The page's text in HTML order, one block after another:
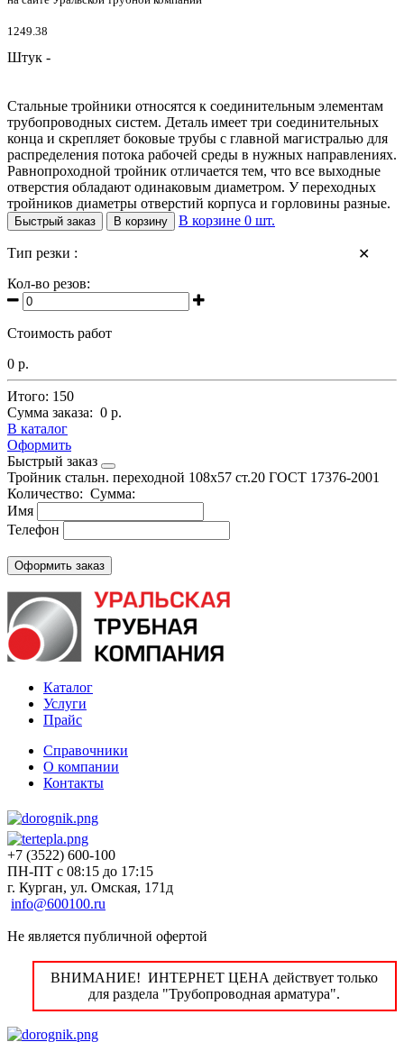
1249.38
Штук -
Стальные тройники относятся к соединительным элементам
трубопроводных систем. Деталь имеет три соединительных
конца и скрепляет боковые трубы с главной магистралью для
распределения потока рабочей среды в нужных направлениях.
Равнопроходной тройник отличается тем, что все выходные
отверстия обладают одинаковым диаметром. У переходных
тройников диаметры отверстий корпуса и горловины разные.
Быстрый заказ В корзину В корзине 0 шт.
✕
Тип резки :
Кол-во резов:
Стоимость работ
0 р.
Итого: 150
Сумма заказа: 0 р.
В каталог
Оформить
Быстрый заказ
Тройник стальн. переходной 108х57 ст.20 ГОСТ 17376-2001
Количество: Сумма:
Имя
Телефон
Каталог
Услуги
Прайс
Справочники
О компании
Контакты
+7 (3522) 600-100
ПН-ПТ с 08:15 до 17:15
г. Курган, ул. Омская, 171д
info@600100.ru
Не является публичной офертой
ВНИМАНИЕ! ИНТЕРНЕТ ЦЕНА действует только
для раздела "Трубопроводная арматура".